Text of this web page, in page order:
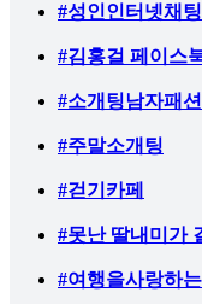
#성인인터넷채팅
#김홍걸 페이스
#소개팅남자패션
#주말소개팅
#걷기카페
#못난 딸내미가
#여행을사랑하